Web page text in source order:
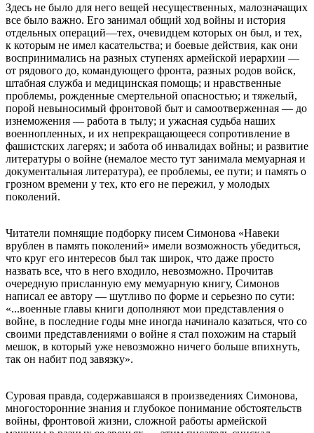
Здесь не было для него вещей несущественных, малозначащих
все было важно. Его занимал общий ход войны и история
отдельных операций—тех, очевидцем которых он был, и тех,
к которым не имел касательства; и боевые действия, как они
воспринимались на разных ступенях армейской иерархии —
от рядового до, командующего фронта, разных родов войск,
штабная служба и медицинская помощь; и нравственные
проблемы, рожденные смертельной опасностью; и тяжелый,
порой невыносимый фронтовой быт и самоотверженная — до
изнеможения — работа в тылу; и ужасная судьба наших
военнопленных, и их непрекращающееся сопротивление в
фашистских лагерях; и забота об инвалидах войны; и развитие
литературы о войне (немалое место тут занимала мемуарная и
документальная литература), ее проблемы, ее пути; и память о
грозном времени у тех, кто его не пережил, у молодых
поколений.
Читатели помнящие подборку писем Симонова «Навеки
врублен в память поколений» имели возможность убедиться,
что круг его интересов был так широк, что даже просто
назвать все, что в него входило, невозможно. Прочитав
очередную присланную ему мемуарную книгу, Симонов
написал ее автору — шутливо по форме и серьезно по сути:
«...военные главы книги дополняют мои представления о
войне, в последние годы мне иногда начинало казаться, что со
своими представлениями о войне я стал похожим на старый
мешок, в который уже невозможно ничего больше впихнуть,
так он набит под завязку».
Суровая правда, содержавшаяся в произведениях Симонова,
многосторонние знания и глубокое понимание обстоятельств
войны, фронтовой жизни, сложной работы армейской